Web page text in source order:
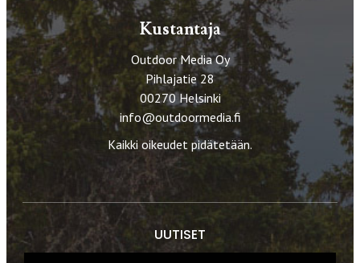
Kustantaja
Outdoor Media Oy
Pihlajatie 28
00270 Helsinki
info@outdoormedia.fi
Kaikki oikeudet pidätetään.
UUTISET